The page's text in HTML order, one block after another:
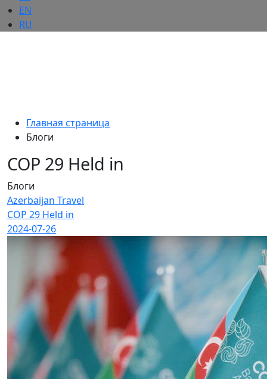
EN
RU
Главная страница
Блоги
COP 29 Held in
Блоги
Azerbaijan Travel
COP 29 Held in
2024-07-26